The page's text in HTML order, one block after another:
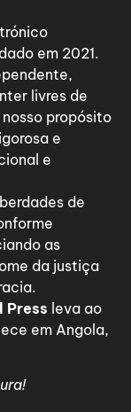
em 2021.
livres de
propósito
e
e
de
as
da justiça
Press leva ao
em Angola,